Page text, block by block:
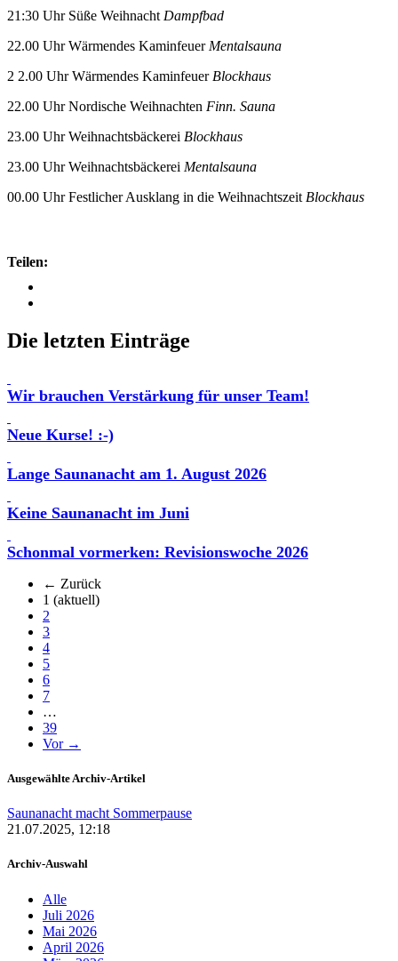
21:30 Uhr Süße Weihnacht Dampfbad
22.00 Uhr Wärmendes Kaminfeuer Mentalsauna
2​​​​​​​ 2.00 Uhr Wärmendes Kaminfeuer Blockhaus
22.00 Uhr Nordische Weihnachten Finn. Sauna
23.00 Uhr Weihnachtsbäckerei Blockhaus
23.00 Uhr Weihnachtsbäckerei Mentalsauna
00.00 Uhr Festlicher Ausklang in die Weihnachtszeit Blockhaus
Teilen:
Die letzten Einträge
Wir brauchen Verstärkung für unser Team!
Neue Kurse! :-)
Lange Saunanacht am 1. August 2026
Keine Saunanacht im Juni
Schonmal vormerken: Revisionswoche 2026
← Zurück
1 (aktuell)
2
3
4
5
6
7
…
39
Vor →
Ausgewählte Archiv-Artikel
Saunanacht macht Sommerpause
21.07.2025, 12:18
Archiv-Auswahl
Alle
Juli 2026
Mai 2026
April 2026